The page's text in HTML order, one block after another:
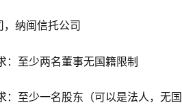
，纳闽信托公司
：至少两名董事无国籍限制
：至少一名股东（可以是法人，无